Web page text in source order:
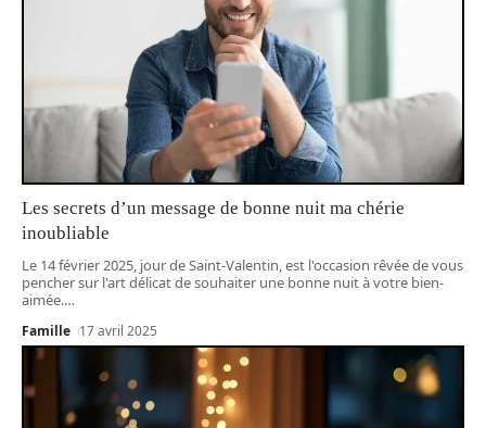
Les secrets d’un message de bonne nuit ma chérie
inoubliable
Le 14 février 2025, jour de Saint-Valentin, est l'occasion rêvée de vous
pencher sur l'art délicat de souhaiter une bonne nuit à votre bien-
aimée.…
Famille 17 avril 2025